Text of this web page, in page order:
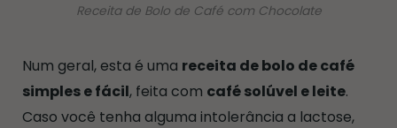
Receita de Bolo de Café com Chocolate
Num geral, esta é uma receita de bolo de café
simples e fácil, feita com café solúvel e leite.
Caso você tenha alguma intolerância a lactose,